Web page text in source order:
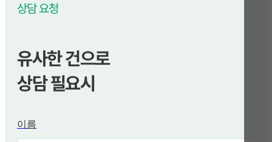
상담 요청
유사한 건으로
상담 필요시
이름